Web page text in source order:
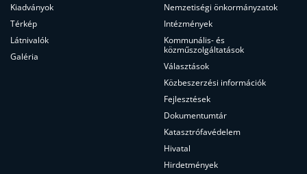
Kiadványok
Térkép
Látnivalók
Galéria
Nemzetiségi önkormányzatok
Intézmények
Kommunális- és
közműszolgáltatások
Választások
Közbeszerzési információk
Fejlesztések
Dokumentumtár
Katasztrófavédelem
Hivatal
Hirdetmények